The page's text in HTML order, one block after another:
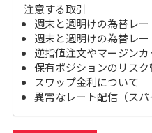
注意する取引
週末と週明けの為替レ
週末と週明けの為替レ
逆指値注文やマージン
保有ポジションのリスク
スワップ金利について
異常なレート配信（ス